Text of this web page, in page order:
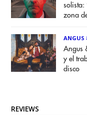
solista:
zona
ANGUS
Angus
y el
disco
REVIEWS